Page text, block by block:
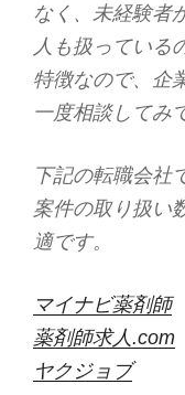
なく、未経験者
人も扱っている
特徴なので、企
一度相談してみ
下記の転職会社
案件の取り扱い
適です。
マイナビ薬剤師
薬剤師求人.com
ヤクジョブ